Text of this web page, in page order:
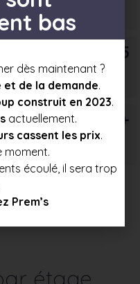
305 000 €
T5
T6+
bas
dès maintenant ?
de la demande.
construit en 2023.
actuellement.
cassent les prix.
moment.
écoulé, il sera trop
Prem’s